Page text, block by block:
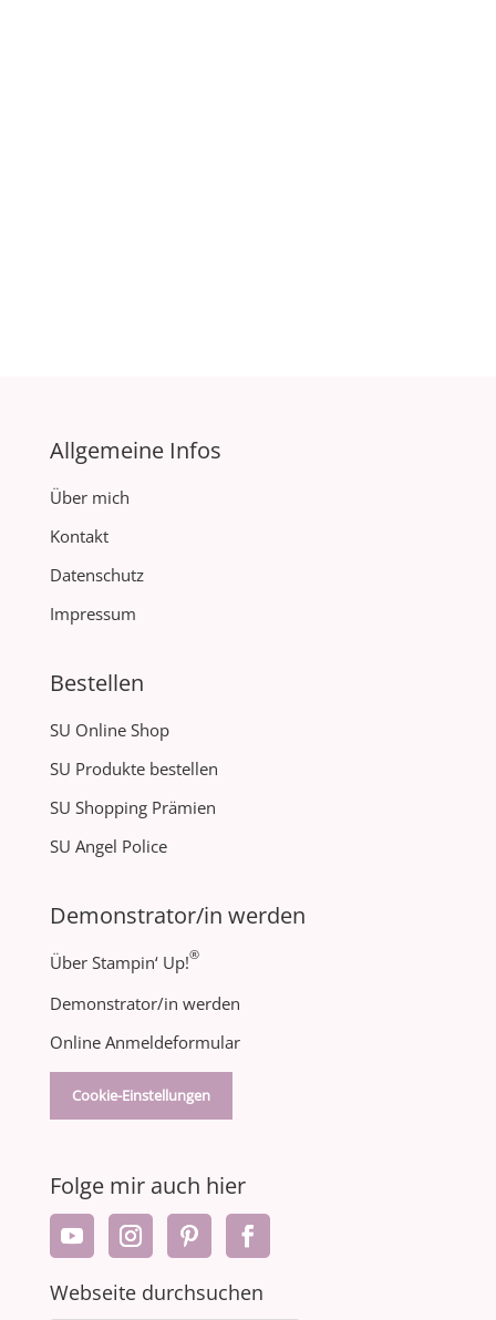
Allgemeine Infos
Über mich
Kontakt
Datenschutz
Impressum
Bestellen
SU Online Shop
SU Produkte bestellen
SU Shopping Prämien
SU Angel Police
Demonstrator/in werden
Über Stampin‘ Up!®
Demonstrator/in werden
Online Anmeldeformular
Cookie-Einstellungen
Folge mir auch hier
Webseite durchsuchen